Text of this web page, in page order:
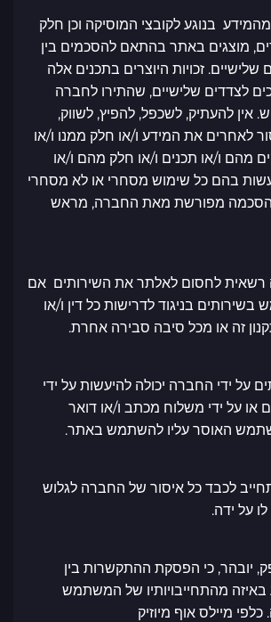
מהמידע בנוגע לקובצי המוסיקה וכן חלק
מוצגים באתר בהתאם להסכמים בין
שלישיים. זכויות היוצרים בתכנים אלה
לצדדים שלישיים, שהתירו לחברה
אין להעתיק, לשכפל, להפיץ, לשווק,
לאחרים את המידע ו/או חלק ממנו ו/או
מהם ו/או תכנים ו/או חלק מהם ו/או
בהם כל שימוש מסחרי או לא מסחרי
מפורשת מאת החברה, מראש
רשאית לחסום לאלתר את השירותים אם
בניגוד לדרישות כל דין ו/או
זה או מכל סיבה סבירה אחרת.
על ידי החברה יכולה להיעשות על ידי
או על ידי משלוח מכתב ו/או דואר
האוסר עליו להשתמש באתר.
לכבד כל איסור של החברה לגלוש
על ידה.
יובהר, כי הפסקת ההתקשרות בין
מהתחייבויותיו של המשתמש
מיילס אוף מיוזיק